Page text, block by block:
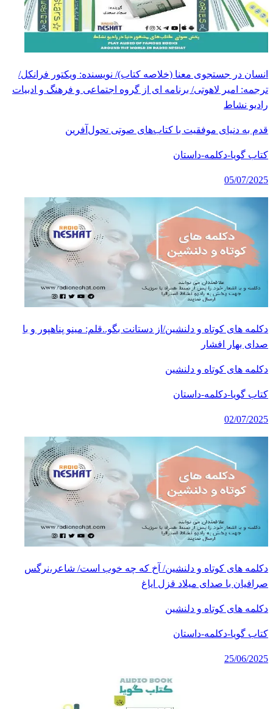
انسان در جستجوی معنا (خلاصه کتاب)/ نویسنده: ویکتور فرانکل/
ترجمه: امیر لاهوتی/ برنامه ای از گروه اجتماعی و فرهنگ و ادبیات
رادیو نشاط
قدم به دنیای موفقیت با کتاب‌های صوتی تحول‌آفرین
کتاب گویا-دکلمه-داستان
05/07/2025
دکلمه های کوتاه و دلنشین/از دستانت بگو..قلم: مینو پناهپور و با
صدای بهار افشار
دکلمه های کوتاه و دلنشین
کتاب گویا-دکلمه-داستان
02/07/2025
دکلمه های کوتاه و دلنشین/ آخ که چه خوب است/ شاعر،نرگس
صرافیان با صدای میلاد قزل ایاغ
دکلمه های کوتاه و دلنشین
کتاب گویا-دکلمه-داستان
25/06/2025